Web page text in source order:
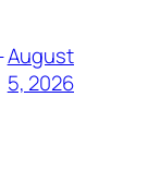
August
5, 2026